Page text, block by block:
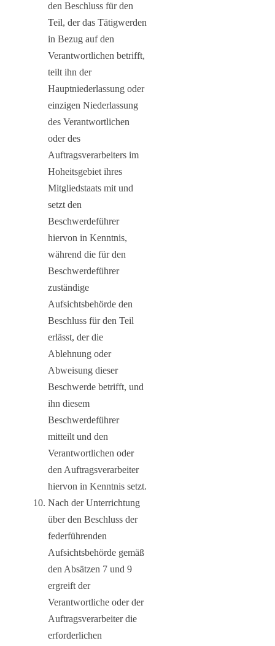
den Beschluss für den
Teil, der das Tätigwerden
in Bezug auf den
Verantwortlichen betrifft,
teilt ihn der
Hauptniederlassung oder
einzigen Niederlassung
des Verantwortlichen
oder des
Auftragsverarbeiters im
Hoheitsgebiet ihres
Mitgliedstaats mit und
setzt den
Beschwerdeführer
hiervon in Kenntnis,
während die für den
Beschwerdeführer
zuständige
Aufsichtsbehörde den
Beschluss für den Teil
erlässt, der die
Ablehnung oder
Abweisung dieser
Beschwerde betrifft, und
ihn diesem
Beschwerdeführer
mitteilt und den
Verantwortlichen oder
den Auftragsverarbeiter
hiervon in Kenntnis setzt.
Nach der Unterrichtung
über den Beschluss der
federführenden
Aufsichtsbehörde gemäß
den Absätzen 7 und 9
ergreift der
Verantwortliche oder der
Auftragsverarbeiter die
erforderlichen